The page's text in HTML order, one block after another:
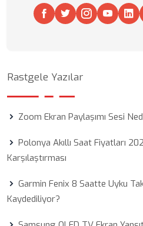
Rastgele Yazılar
Zoom Ekran Paylaşımı Sesi
Polonya Akıllı Saat Fiyatları
Karşılaştırması
Garmin Fenix 8 Saatte Uyku
Kaydediliyor?